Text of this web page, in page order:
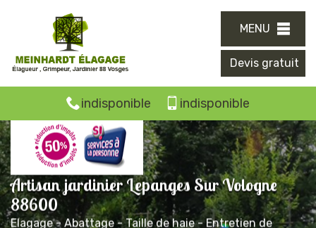
MENU
Devis gratuit
indisponible indisponible
Artisan jardinier Lepanges Sur Vologne
88600
Elagage - Abattage - Taille de haie - Entretien de